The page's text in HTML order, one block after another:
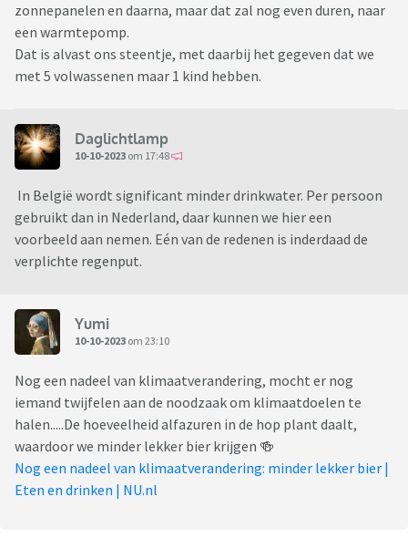
zonnepanelen en daarna, maar dat zal nog even duren, naar
een warmtepomp.
Dat is alvast ons steentje, met daarbij het gegeven dat we
met 5 volwassenen maar 1 kind hebben.
Daglichtlamp
10-10-2023 om 17:48
In België wordt significant minder drinkwater. Per persoon
gebruikt dan in Nederland, daar kunnen we hier een
voorbeeld aan nemen. Eén van de redenen is inderdaad de
verplichte regenput.
Yumi
10-10-2023 om 23:10
Nog een nadeel van klimaatverandering, mocht er nog
iemand twijfelen aan de noodzaak om klimaatdoelen te
halen.....De hoeveelheid alfazuren in de hop plant daalt,
waardoor we minder lekker bier krijgen 🍻
Nog een nadeel van klimaatverandering: minder lekker bier |
Eten en drinken | NU.nl